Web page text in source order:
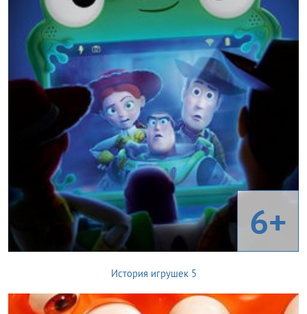
6+
История игрушек 5